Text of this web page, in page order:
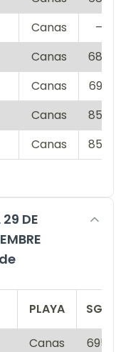
Canas –
Canas 680
Canas 690
Canas 850
Canas 850
29 DE
PLAYA SGL
Canas 695